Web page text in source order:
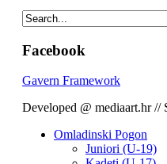
Facebook
Gavern Framework
Developed @ mediaart.hr //
Omladinski Pogon
Juniori (U-19)